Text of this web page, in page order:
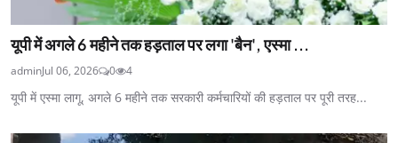
यूपी में अगले 6 महीने तक हड़ताल पर लगा 'बैन', एस्मा ...
adminJul 06, 2026 0 4
यूपी में एस्मा लागू, अगले 6 महीने तक सरकारी कर्मचारियों की हड़ताल पर पूरी तरह...